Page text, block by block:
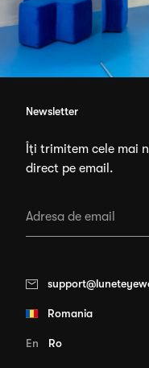
Newsletter
Îți trimitem cele mai
direct pe email.
Romania
En Ro